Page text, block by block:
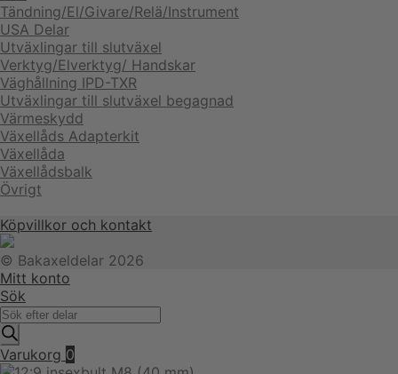
Tändning/El/Givare/Relä/Instrument
USA Delar
Utväxlingar till slutväxel
Verktyg/Elverktyg/ Handskar
Väghållning IPD-TXR
Utväxlingar till slutväxel begagnad
Värmeskydd
Växellåds Adapterkit
Växellåda
Växellådsbalk
Övrigt
Köpvillkor och kontakt
© Bakaxeldelar 2026
Mitt konto
Sök
Produktsökning
Varukorg 0